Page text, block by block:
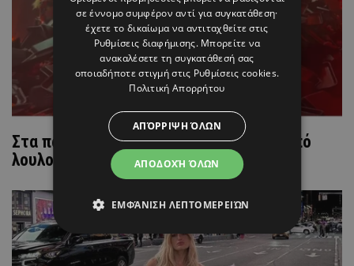
Στα πατώματα η Λιόλιου... "Θάφτηκε" από
λουλούδια πάνω στην πίστα
σε έννομο συμφέρον αντί για συγκατάθεση·
έχετε το δικαίωμα να αντιταχθείτε στις
Ρυθμίσεις διαφήμισης. Μπορείτε να
ανακαλέσετε τη συγκατάθεσή σας
οποιαδήποτε στιγμή στις Ρυθμίσεις cookies.
Πολιτική Απορρήτου
ΑΠΟΔΟΧΉ ΌΛΩΝ
ΑΠΌΡΡΙΨΗ ΌΛΩΝ
ΕΜΦΆΝΙΣΗ ΛΕΠΤΟΜΕΡΕΙΏΝ